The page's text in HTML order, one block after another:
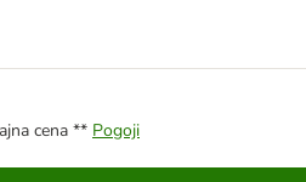
cena ** Pogoji